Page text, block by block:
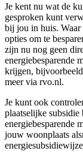
Je kent nu wat de
gesproken kunt
bij jou in huis.
opties om te
zijn nu nog geen
energiebesparende
krijgen,
meer via rvo.nl.
Je kunt ook
plaatselijke subsidie
energiebesparende
jouw woonplaats